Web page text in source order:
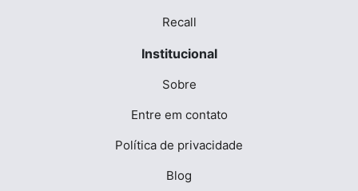
Recall
Institucional
Sobre
Entre em contato
Política de privacidade
Blog